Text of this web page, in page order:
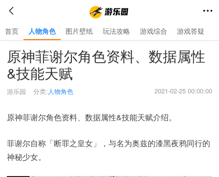
首页 人物角色 图片壁纸 玩法攻略 游戏综合 游戏答疑
首页 人物角色>
原神菲谢尔角色资料、数据属性
&技能天赋
游乐园 2021-02-25 00:00:00
分类:人物角色
原神菲谢尔角色资料、数据属性&技能天赋介绍。
菲谢尔自称「断罪之皇女」，与名为奥兹的漆黑夜鸦同行的
神秘少女。